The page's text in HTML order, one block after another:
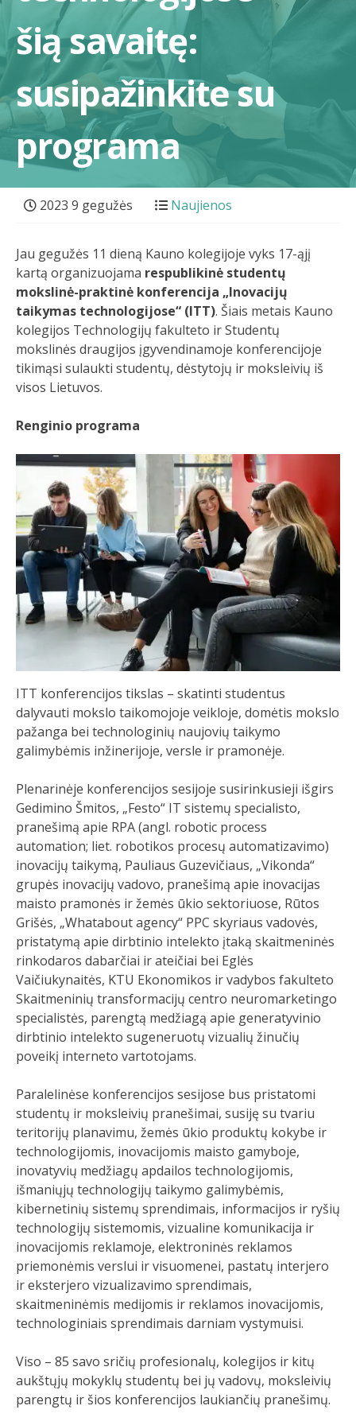
šią savaitę:
susipažinkite su
programa
2023 9 gegužės Naujienos
Jau gegužės 11 dieną Kauno kolegijoje vyks 17-ąjį
kartą organizuojama respublikinė studentų
mokslinė-praktinė konferencija „Inovacijų
taikymas technologijose“ (ITT). Šiais metais Kauno
kolegijos Technologijų fakulteto ir Studentų
mokslinės draugijos įgyvendinamoje konferencijoje
tikimąsi sulaukti studentų, dėstytojų ir moksleivių iš
visos Lietuvos.
Renginio programa
ITT konferencijos tikslas – skatinti studentus
dalyvauti mokslo taikomojoje veikloje, domėtis mokslo
pažanga bei technologinių naujovių taikymo
galimybėmis inžinerijoje, versle ir pramonėje.
Plenarinėje konferencijos sesijoje susirinkusieji išgirs
Gedimino Šmitos, „Festo“ IT sistemų specialisto,
pranešimą apie RPA (angl. robotic process
automation; liet. robotikos procesų automatizavimo)
inovacijų taikymą, Pauliaus Guzevičiaus, „Vikonda“
grupės inovacijų vadovo, pranešimą apie inovacijas
maisto pramonės ir žemės ūkio sektoriuose, Rūtos
Grišės, „Whatabout agency“ PPC skyriaus vadovės,
pristatymą apie dirbtinio intelekto įtaką skaitmeninės
rinkodaros dabarčiai ir ateičiai bei Eglės
Vaičiukynaitės, KTU Ekonomikos ir vadybos fakulteto
Skaitmeninių transformacijų centro neuromarketingo
specialistės, parengtą medžiagą apie generatyvinio
dirbtinio intelekto sugeneruotų vizualių žinučių
poveikį interneto vartotojams.
Paralelinėse konferencijos sesijose bus pristatomi
studentų ir moksleivių pranešimai, susiję su tvariu
teritorijų planavimu, žemės ūkio produktų kokybe ir
technologijomis, inovacijomis maisto gamyboje,
inovatyvių medžiagų apdailos technologijomis,
išmaniųjų technologijų taikymo galimybėmis,
kibernetinių sistemų sprendimais, informacijos ir ryšių
technologijų sistemomis, vizualine komunikacija ir
inovacijomis reklamoje, elektroninės reklamos
priemonėmis verslui ir visuomenei, pastatų interjero
ir eksterjero vizualizavimo sprendimais,
skaitmeninėmis medijomis ir reklamos inovacijomis,
technologiniais sprendimais darniam vystymuisi.
Viso – 85 savo sričių profesionalų, kolegijos ir kitų
aukštųjų mokyklų studentų bei jų vadovų, moksleivių
parengtų ir šios konferencijos laukiančių pranešimų.